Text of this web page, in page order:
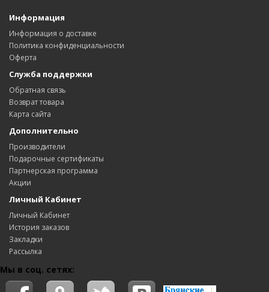
Информация
Информация о доставке
Политика конфиденциальности
Оферта
Служба поддержки
Обратная связь
Возврат товара
Карта сайта
Дополнительно
Производители
Подарочные сертификаты
Партнерская программа
Акции
Личный Кабинет
Личный Кабинет
История заказов
Закладки
Рассылка
Мы в соц. сетях: